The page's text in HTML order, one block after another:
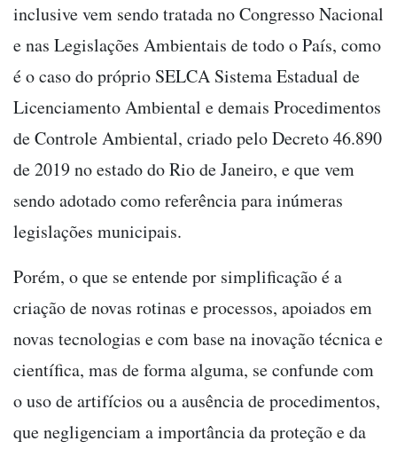
inclusive vem sendo tratada no Congresso Nacional
e nas Legislações Ambientais de todo o País, como
é o caso do próprio SELCA Sistema Estadual de
Licenciamento Ambiental e demais Procedimentos
de Controle Ambiental, criado pelo Decreto 46.890
de 2019 no estado do Rio de Janeiro, e que vem
sendo adotado como referência para inúmeras
legislações municipais.
Porém, o que se entende por simplificação é a
criação de novas rotinas e processos, apoiados em
novas tecnologias e com base na inovação técnica e
científica, mas de forma alguma, se confunde com
o uso de artifícios ou a ausência de procedimentos,
que negligenciam a importância da proteção e da